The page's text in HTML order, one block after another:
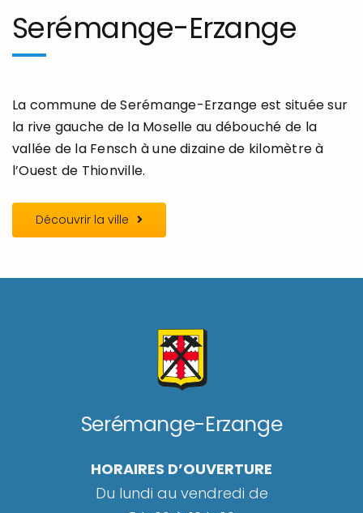
Serémange-Erzange
La commune de Serémange-Erzange est située sur
la rive gauche de la Moselle au débouché de la
vallée de la Fensch à une dizaine de kilomètre à
l’Ouest de Thionville.
Découvrir la ville
Serémange-Erzange
HORAIRES D’OUVERTURE
Du lundi au vendredi de